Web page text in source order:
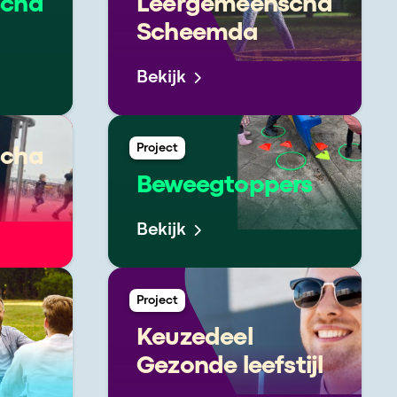
Leergemeenschap
Scheemda
Bekijk
Project
Beweegtoppers
Bekijk
Project
Keuzedeel
Gezonde leefstijl